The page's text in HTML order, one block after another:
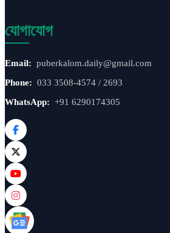
যোগাযোগ
Email: puberkalom.daily@gmail.com
Phone: 033 3508-4574 / 2693
WhatsApp: +91 6290174305